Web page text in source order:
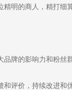
明的商人，精打细算
牌的影响力和粉丝群
评价，持续改进和优